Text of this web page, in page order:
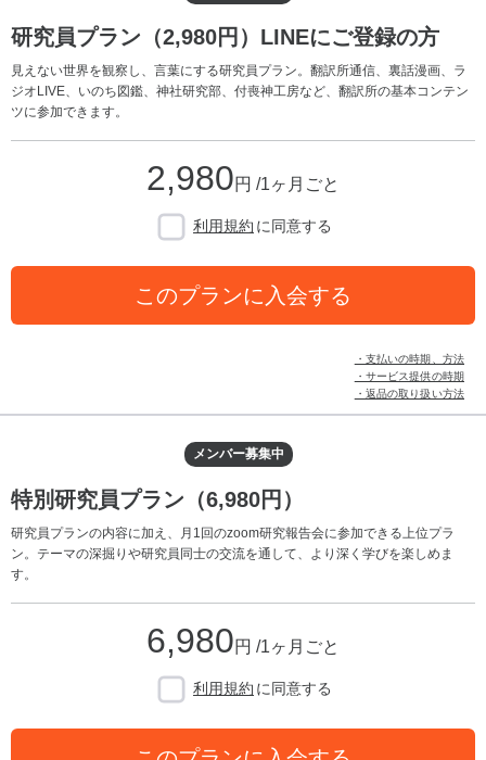
研究員プラン（2,980円）LINEにご登録の方
見えない世界を観察し、言葉にする研究員プラン。翻訳所通信、裏話漫画、ラ
ジオLIVE、いのち図鑑、神社研究部、付喪神工房など、翻訳所の基本コンテン
ツに参加できます。
2,980円 /1ヶ月ごと
利用規約 に同意する
このプランに入会する
・支払いの時期、方法
・サービス提供の時期
・返品の取り扱い方法
メンバー募集中
特別研究員プラン（6,980円）
研究員プランの内容に加え、月1回のzoom研究報告会に参加できる上位プラ
ン。テーマの深掘りや研究員同士の交流を通して、より深く学びを楽しめま
す。
6,980円 /1ヶ月ごと
利用規約 に同意する